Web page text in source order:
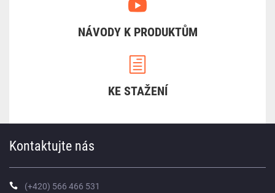
NÁVODY K PRODUKTŮM
KE STAŽENÍ
Kontaktujte nás
(+420) 566 466 531